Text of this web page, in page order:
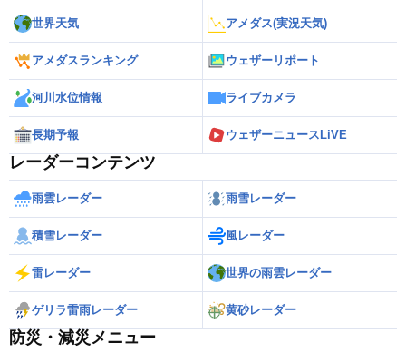
世界天気 アメダス(実況天気)
アメダスランキング ウェザーリポート
河川水位情報 ライブカメラ
長期予報 ウェザーニュースLiVE
レーダーコンテンツ
雨雲レーダー 雨雪レーダー
積雪レーダー 風レーダー
雷レーダー 世界の雨雲レーダー
ゲリラ雷雨レーダー 黄砂レーダー
防災・減災メニュー